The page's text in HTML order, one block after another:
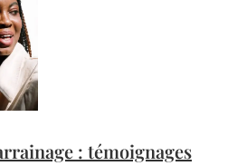
: témoignages